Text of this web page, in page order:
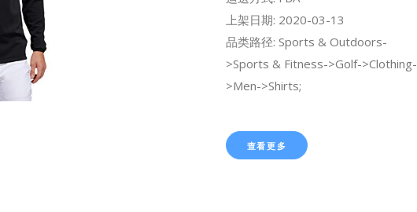
上架日期: 2020-03-13
品类路径: Sports & Outdoors-
>Sports & Fitness->Golf->Clothing-
>Men->Shirts;
查看更多